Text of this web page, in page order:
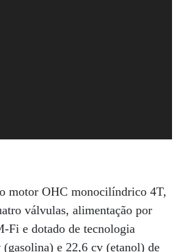
motor OHC monocilíndrico 4T,
válvulas, alimentação por
Fi e dotado de tecnologia
e 22,6 cv (etanol) de